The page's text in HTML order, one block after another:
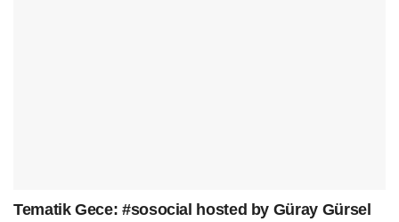
Tematik Gece: #sosocial hosted by Güray Gürsel